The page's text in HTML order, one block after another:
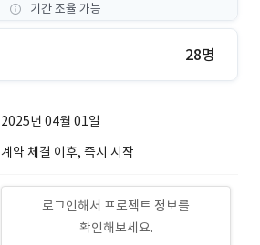
기간 조율 가능
28명
2025년 04월 01일
계약 체결 이후, 즉시 시작
로그인해서 프로젝트 정보를
확인해보세요.